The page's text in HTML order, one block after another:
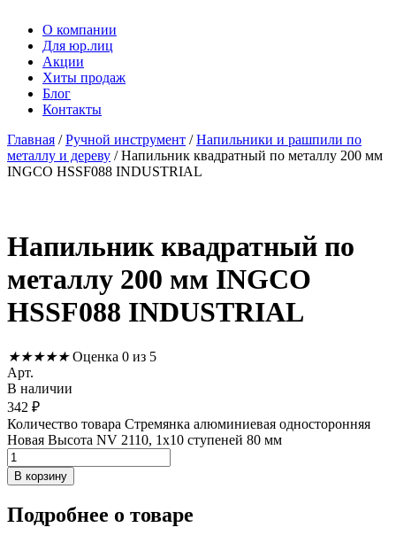
О компании
Для юр.лиц
Акции
Хиты продаж
Блог
Контакты
Главная /Ручной инструмент /Напильники и рашпили по
металлу и дереву / Напильник квадратный по металлу 200 мм
INGCO HSSF088 INDUSTRIAL
Напильник квадратный по
металлу 200 мм INGCO
HSSF088 INDUSTRIAL
★★★★★ Оценка 0 из 5
Арт.
В наличии
342 ₽
Количество товара Стремянка алюминиевая односторонняя
Новая Высота NV 2110, 1х10 ступеней 80 мм
В корзину
Подробнее о товаре